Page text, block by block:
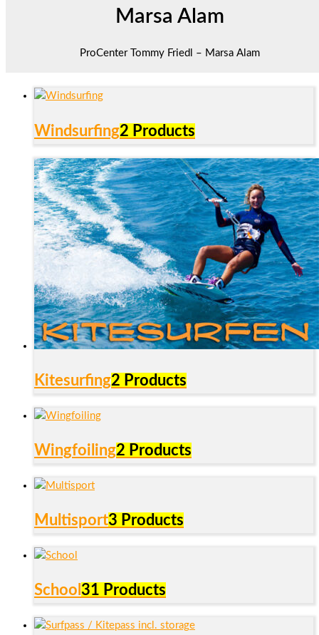
Marsa Alam
ProCenter Tommy Friedl – Marsa Alam
Windsurfing2 Products
Kitesurfing2 Products
Wingfoiling2 Products
Multisport3 Products
School 31 Products